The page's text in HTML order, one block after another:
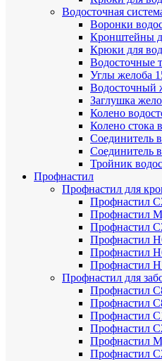
Водосточная
Воронки
Кронштейны
Крюки для
Водосточные
Углы желоба
Водосточный
Заглушка
Колено
Колено стока
Соединитель
Соединитель
Тройник
Профнастил
Профнастил для
Профнастил
Профнастил
Профнастил
Профнастил
Профнастил
Профнастил
Профнастил для
Профнастил
Профнастил
Профнастил
Профнастил
Профнастил
Профнастил